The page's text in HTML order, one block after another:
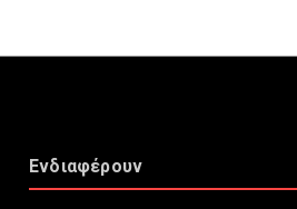
Ενδιαφέρουν